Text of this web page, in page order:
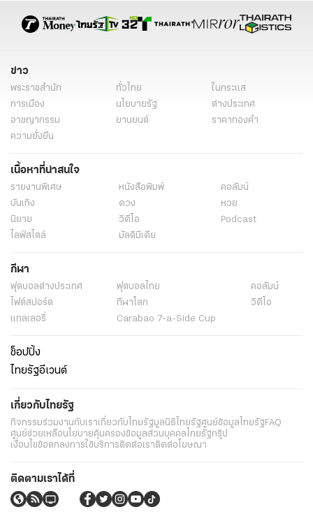
ข่าว
พระราชสำนัก ทั่วไทย
ในกระแส
การเมือง
นโยบายรัฐ
ต่างประเทศ
อาชญากรรม
ยานยนต์
ราคาทองคำ
ความยั่งยืน
เนื้อหาที่น่าสนใจ
รายงานพิเศษ หนังสือพิมพ์
คอลัมน์
บันเทิง
ดวง
หวย
นิยาย
วิดีโอ
Podcast
ไลฟ์สไตล์
มัลติมีเดีย
กีฬา
ฟุตบอลต่่างประเทศ ฟุตบอลไทย
คอลัมน์
ไฟต์สปอร์ต
กีฬาโลก
วิดีโอ
แกลเลอรี่
Carabao 7-a-Side Cup
ช็อปปิ้ง
ไทยรัฐอีเวนต์
เกี่ยวกับไทยรัฐ
กิจกรรมร่วมงานกับเราเกี่ยวกับไทยรัฐมูลนิธิไทยรัฐศูนย์ข้อมูลไทยรัฐFAQ
ศูนย์ช่วยเหลือนโยบายคุ้มครองข้อมูลส่วนบุคคลไทยรัฐกรุ๊ป
เงื่อนไขข้อตกลงการใช้บริการติดต่อเราติดต่อโฆษณา
ติดตามเราได้ที่